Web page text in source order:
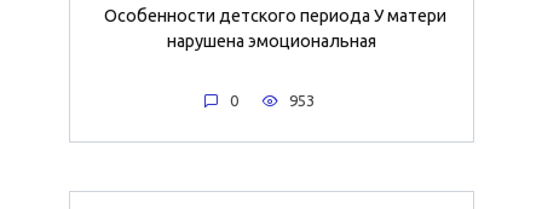
Особенности детского периода У матери
нарушена эмоциональная
0 953